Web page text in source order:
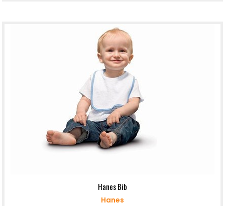
Hanes Bib
Hanes